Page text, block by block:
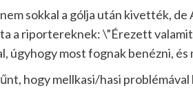
sokkal a gólja után kivették,
a riportereknek: \”Érezett
úgyhogy most fognak benézni, és
hogy mellkasi/hasi